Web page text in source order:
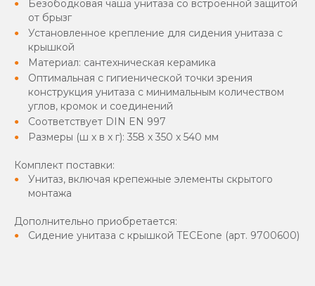
Безободковая чаша унитаза со встроенной защитой
от брызг
Установленное крепление для сидения унитаза с
крышкой
Материал: сантехническая керамика
Оптимальная с гигиенической точки зрения
конструкция унитаза с минимальным количеством
углов, кромок и соединений
Соответствует DIN EN 997
Размеры (ш x в x г): 358 x 350 x 540 мм
Комплект поставки:
Унитаз, включая крепежные элементы скрытого
монтажа
Дополнительно приобретается:
Сидение унитаза с крышкой TECEone (арт. 9700600)